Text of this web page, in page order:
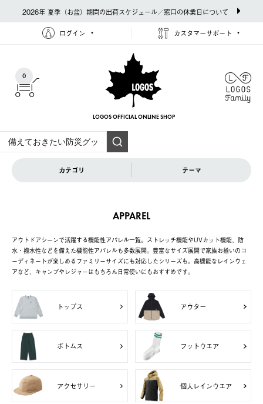
2026年 夏季（お盆）期間の出荷スケジュール／窓口の休業日について
ログイン カスタマーサポート
0
LOGOS OFFICIAL ONLINE SHOP
カテゴリ テーマ
APPAREL
アウトドアシーンで活躍する機能性アパレル一覧。ストレッチ機能やUVカット機能、防
水・撥水性などを備えた機能性アパレルも多数展開。豊富なサイズ展開で家族お揃いのコ
ーディネートが楽しめるファミリーサイズにも対応したシリーズも。高機能なレインウェ
アなど、キャンプやレジャーはもちろん日常使いにもおすすめです。
トップス アウター
ボトムス フットウエア
アクセサリー 個人レインウエア